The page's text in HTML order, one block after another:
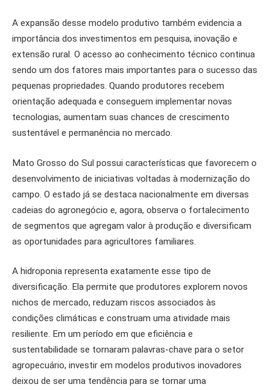
A expansão desse modelo produtivo também evidencia a
importância dos investimentos em pesquisa, inovação e
extensão rural. O acesso ao conhecimento técnico continua
sendo um dos fatores mais importantes para o sucesso das
pequenas propriedades. Quando produtores recebem
orientação adequada e conseguem implementar novas
tecnologias, aumentam suas chances de crescimento
sustentável e permanência no mercado.
Mato Grosso do Sul possui características que favorecem o
desenvolvimento de iniciativas voltadas à modernização do
campo. O estado já se destaca nacionalmente em diversas
cadeias do agronegócio e, agora, observa o fortalecimento
de segmentos que agregam valor à produção e diversificam
as oportunidades para agricultores familiares.
A hidroponia representa exatamente esse tipo de
diversificação. Ela permite que produtores explorem novos
nichos de mercado, reduzam riscos associados às
condições climáticas e construam uma atividade mais
resiliente. Em um período em que eficiência e
sustentabilidade se tornaram palavras-chave para o setor
agropecuário, investir em modelos produtivos inovadores
deixou de ser uma tendência para se tornar uma